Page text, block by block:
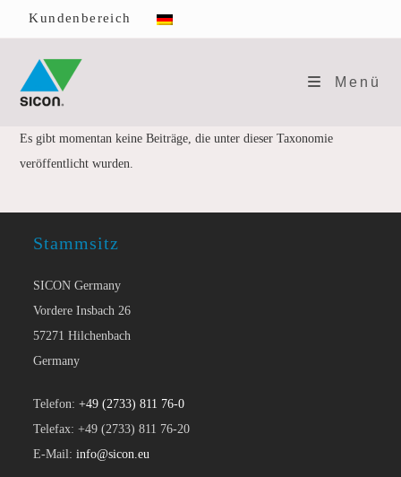
Inhalt
springen
Kundenbereich
Menü
Es gibt momentan keine Beiträge, die unter dieser Taxonomie
veröffentlicht wurden.
Stammsitz
SICON Germany
Vordere Insbach 26
57271 Hilchenbach
Germany
Telefon:+49 (2733) 811 76-0
Telefax: +49 (2733) 811 76-20
E-Mail:info@sicon.eu